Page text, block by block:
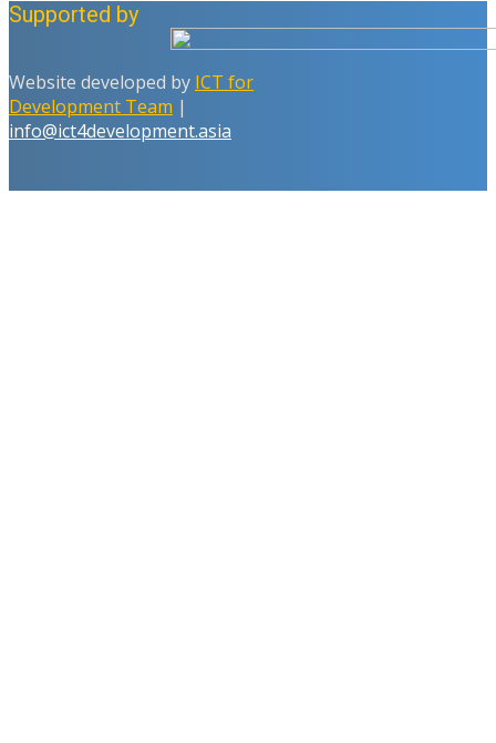
Supported by
Website developed by ICT for
Development Team |
info@ict4development.asia